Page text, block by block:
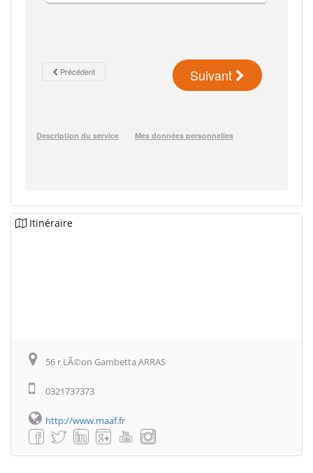
Itinéraire
56 r LÃ©on Gambetta ARRAS
0321737373
http://www.maaf.fr